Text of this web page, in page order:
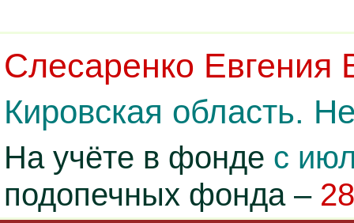
Слесаренко Евгения
Кировская область.
На учёте в фонде с
подопечных фонда –